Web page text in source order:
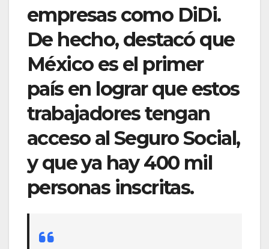
empresas como DiDi.
De hecho, destacó que
México es el primer
país en lograr que estos
trabajadores tengan
acceso al Seguro Social,
y que ya hay 400 mil
personas inscritas.